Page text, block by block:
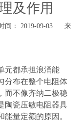
及作用
： 2019-09-03 来
元都承担浪涌能
分布在整个电阻体
而不像齐纳二极稳
陶瓷压敏电阻器具
量定额的原因。